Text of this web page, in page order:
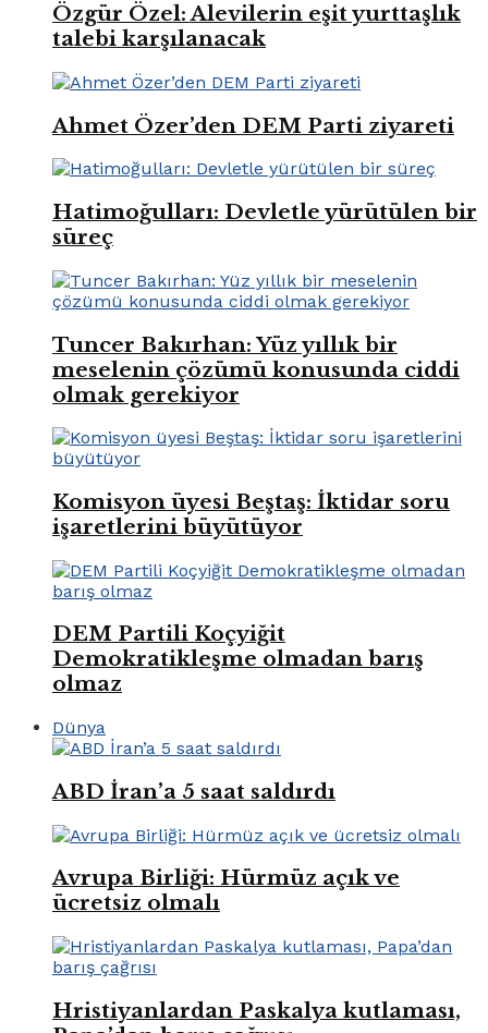
Özgür Özel: Alevilerin eşit yurttaşlık
talebi karşılanacak
Ahmet Özer’den DEM Parti ziyareti
Hatimoğulları: Devletle yürütülen bir
süreç
Tuncer Bakırhan: Yüz yıllık bir
meselenin çözümü konusunda ciddi
olmak gerekiyor
Komisyon üyesi Beştaş: İktidar soru
işaretlerini büyütüyor
DEM Partili Koçyiğit
Demokratikleşme olmadan barış
olmaz
Dünya
ABD İran’a 5 saat saldırdı
Avrupa Birliği: Hürmüz açık ve
ücretsiz olmalı
Hristiyanlardan Paskalya kutlaması,